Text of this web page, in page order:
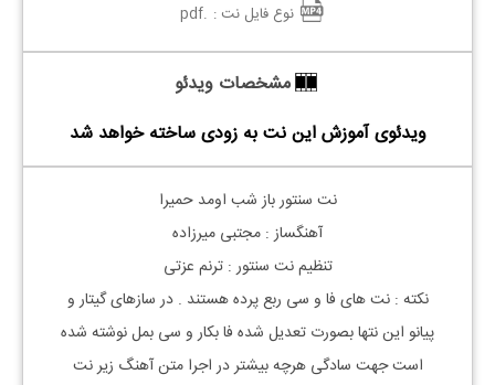
نوع فایل نت : .pdf
مشخصات ویدئو
ویدئوی آموزش این نت به زودی ساخته خواهد شد
نت سنتور باز شب اومد حمیرا
آهنگساز : مجتبی میرزاده
تنظیم نت سنتور: ترنم عزتی
نکته : نت های فا و سی ربع پرده هستند . در سازهای گیتار و
پیانو این نتها بصورت تعدیل شده فا بکار و سی بمل نوشته شده
استجهت سادگی هرچه بیشتر در اجرا متن آهنگ زیر نت